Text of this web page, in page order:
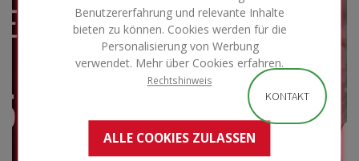
Benutzererfahrung und relevante Inhalte
bieten zu können. Cookies werden für die
Personalisierung von Werbung
verwendet. Mehr über Cookies erfahren.
Rechtshinweis
ALLE COOKIES ZULASSEN
KONTAKT